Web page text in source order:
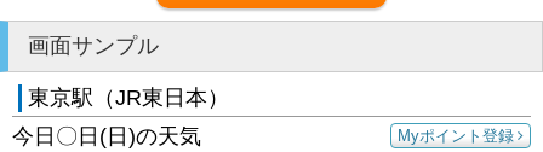
画面サンプル
東京駅（JR東日本）
Myポイント登録
今日〇日(日)の天気